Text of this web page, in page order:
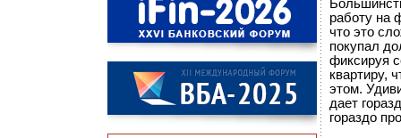
работу на
что это
покупал
фиксируя
квартиру,
этом.
дает
гораздо